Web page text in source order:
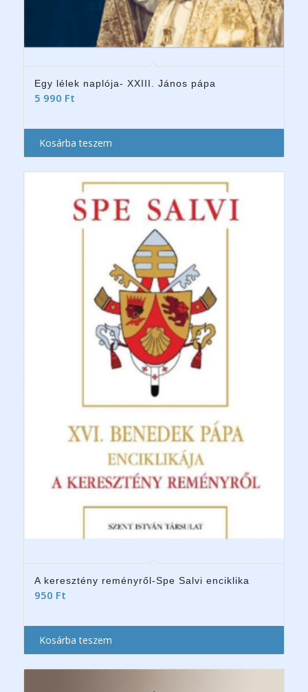
Egy lélek naplója- XXIII. János pápa
5 990 Ft
Kosárba teszem
A keresztény reményről-Spe Salvi enciklika
950 Ft
Kosárba teszem